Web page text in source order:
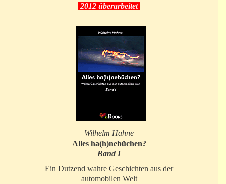
2012 überarbeitet
Wilhelm Hahne
Alles ha(h)nebüchen?
Band I
Ein Dutzend wahre Geschichten aus der
automobilen Welt